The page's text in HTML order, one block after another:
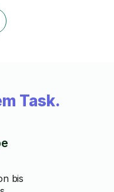
Task.
bis